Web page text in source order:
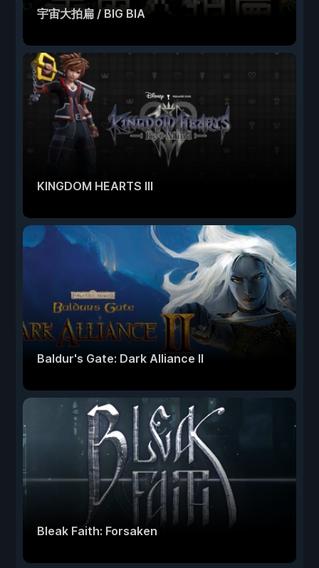
宇宙大拍扁 / BIG BIA
KINGDOM HEARTS III
Baldur's Gate: Dark Alliance II
Bleak Faith: Forsaken